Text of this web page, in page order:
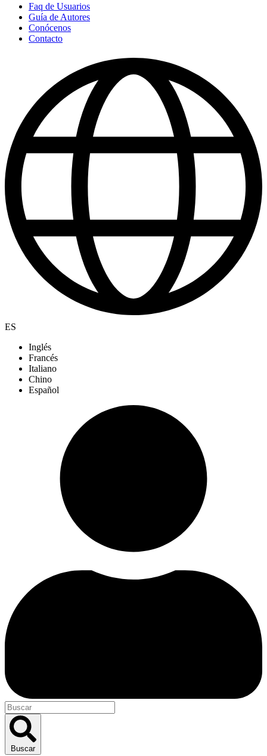
Faq de Usuarios
Guía de Autores
Conócenos
Contacto
ES
Inglés
Francés
Italiano
Chino
Español
Buscar